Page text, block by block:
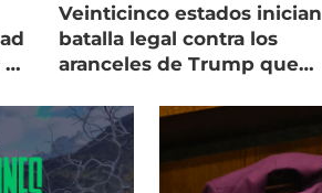
Veinticinco estados inician
batalla legal contra los
aranceles de Trump que